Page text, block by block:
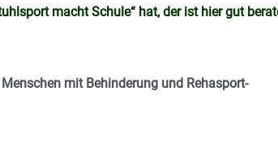
macht Schule“ hat, der ist hier gut
mit Behinderung und Rehasport-